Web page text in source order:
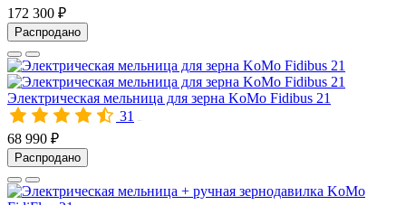
172 300 ₽
Распродано
Электрическая мельница для зерна KoMo Fidibus 21
31
68 990 ₽
Распродано